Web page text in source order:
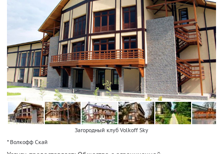
Загородный клуб Volkoff Sky
* Волкофф Скай